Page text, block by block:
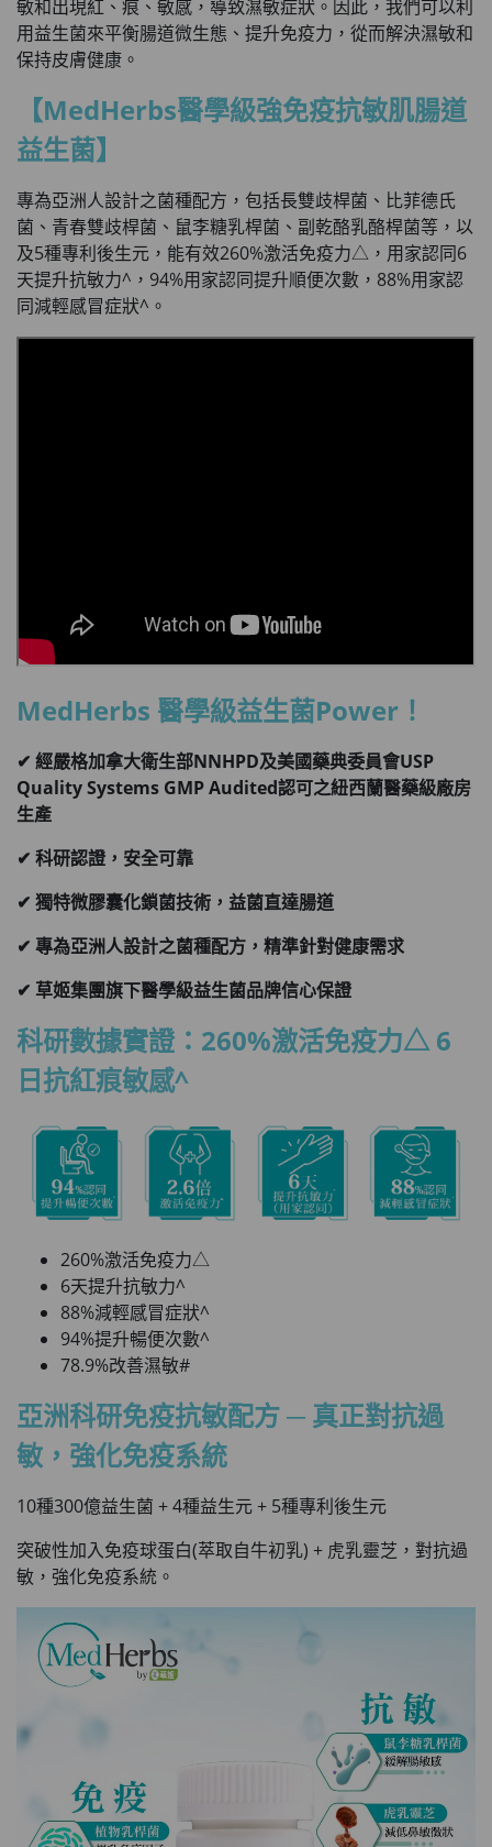
敏和出現紅、痕、敏感，導致濕敏症狀。因此，我們可以利
用益生菌來平衡腸道微生態、提升免疫力，從而解決濕敏和
保持皮膚健康。
【MedHerbs醫學級強免疫抗敏肌腸道
益生菌】
專為亞洲人設計之菌種配方，包括長雙歧桿菌、比菲德氏
菌、青春雙歧桿菌、鼠李糖乳桿菌、副乾酪乳酪桿菌等，以
及5種專利後生元，能有效260%激活免疫力△，用家認同6
天提升抗敏力^，94%用家認同提升順便次數，88%用家認
同減輕感冒症狀^。
MedHerbs 醫學級益生菌Power！
✔ 經嚴格加拿大衛生部NNHPD及美國藥典委員會USP
Quality Systems GMP Audited認可之紐西蘭醫藥級廠房
生產
✔ 科研認證，安全可靠
✔ 獨特微膠囊化鎖菌技術，益菌直達腸道
✔ 專為亞洲人設計之菌種配方，精準針對健康需求
✔ 草姬集團旗下醫學級益生菌品牌信心保證
科研數據實證：260%激活免疫力△ 6
日抗紅痕敏感^
260%激活免疫力△
6天提升抗敏力^
88%減輕感冒症狀^
94%提升暢便次數^
78.9%改善濕敏#
亞洲科研免疫抗敏配方 ─ 真正對抗過
敏，強化免疫系統
10種300億益生菌 + 4種益生元 + 5種專利後生元
突破性加入免疫球蛋白(萃取自牛初乳) + 虎乳靈芝，對抗過
敏，強化免疫系統。